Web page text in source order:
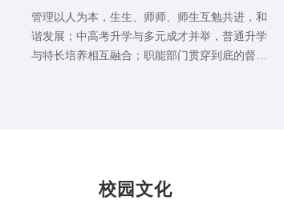
管理以人为本，生生、师师、师生互勉共进，和
谐发展；中高考升学与多元成才并举，普通升学
与特长培养相互融合；职能部门贯穿到底的督导
校园文化